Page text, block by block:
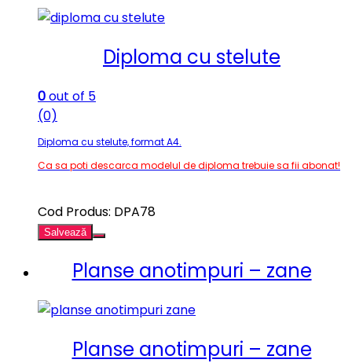
Diploma cu stelute
0out of 5
(0)
Diploma cu stelute, format A4.
Ca sa poti descarca modelul de diploma trebuie sa fii abonat!
Cod Produs: DPA78
Salvează
Planse anotimpuri – zane
Planse anotimpuri – zane